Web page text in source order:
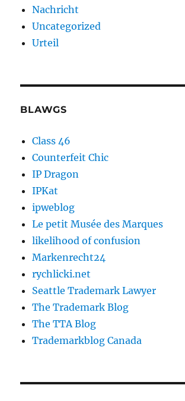
Nachricht
Uncategorized
Urteil
BLAWGS
Class 46
Counterfeit Chic
IP Dragon
IPKat
ipweblog
Le petit Musée des Marques
likelihood of confusion
Markenrecht24
rychlicki.net
Seattle Trademark Lawyer
The Trademark Blog
The TTA Blog
Trademarkblog Canada